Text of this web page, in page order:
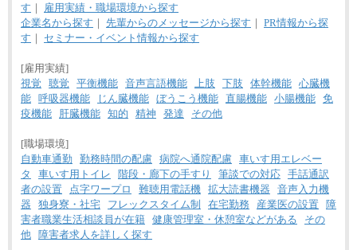
す ｜
雇用実績・職場環境から探す
企業名から探す ｜ 先輩からのメッセージから探す ｜ PR情報から探
す ｜ セミナー・イベント情報から探す
[雇用実績]
視覚
聴覚 平衡機能 音声言語機能 上肢 下肢 体幹機能 心臓機
能 呼吸器機能 じん臓機能 ぼうこう機能 直腸機能 小腸機能 免
疫機能
肝臓機能 知的 精神 発達 その他
[職場環境]
自動車通勤
勤務時間の配慮 病院へ通院配慮 車いす用エレベー
タ
車いす用トイレ 階段・廊下の手すり 筆談での対応 手話通訳
者の設置
点字ワープロ 難聴用電話機 拡大読書機器
音声入力機
器
独身寮・社宅 フレックスタイム制 在宅勤務 産業医の設置
障
害者職業生活相談員が在籍 健康管理室・休憩室などがある
その
他
障害者求人を詳しく探す